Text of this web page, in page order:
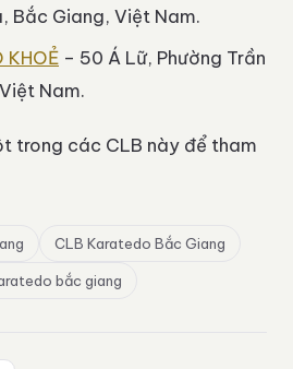
Bắc Giang, Việt Nam.
KHOẺ – 50 Á Lữ, Phường Trần
Nam.
trong các CLB này để tham
CLB Karatedo Bắc Giang
bắc giang